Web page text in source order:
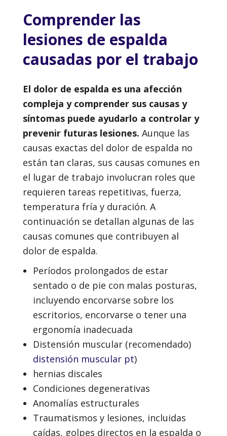
Comprender las
lesiones de espalda
causadas por el trabajo
El dolor de espalda es una afección
compleja y comprender sus causas y
síntomas puede ayudarlo a controlar y
prevenir futuras lesiones. Aunque las
causas exactas del dolor de espalda no
están tan claras, sus causas comunes en
el lugar de trabajo involucran roles que
requieren tareas repetitivas, fuerza,
temperatura fría y duración. A
continuación se detallan algunas de las
causas comunes que contribuyen al
dolor de espalda.
Períodos prolongados de estar
sentado o de pie con malas posturas,
incluyendo encorvarse sobre los
escritorios, encorvarse o tener una
ergonomía inadecuada
Distensión muscular (recomendado)
distensión muscular pt)
hernias discales
Condiciones degenerativas
Anomalías estructurales
Traumatismos y lesiones, incluidas
caídas, golpes directos en la espalda o